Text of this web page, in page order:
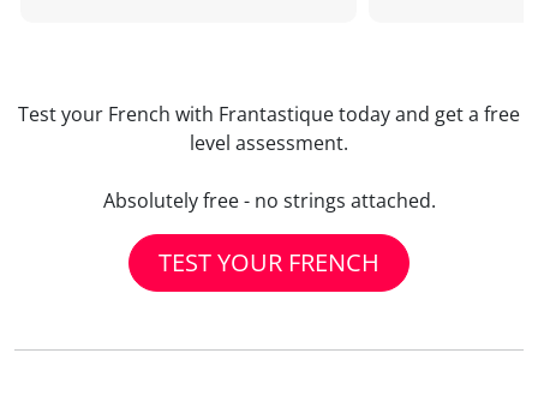
Test your French with Frantastique today and get a free
level assessment.
Absolutely free - no strings attached.
TEST YOUR FRENCH